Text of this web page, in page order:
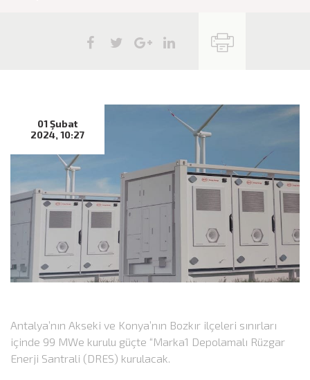
01 Şubat
2024, 10:27
Antalya’nın Akseki ve Konya’nın Bozkır ilçeleri sınırları
içinde 99 MWe kurulu güçte “Marka1 Depolamalı Rüzgar
Enerji Santrali (DRES) kurulacak.